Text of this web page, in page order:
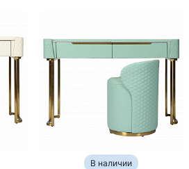
В наличии